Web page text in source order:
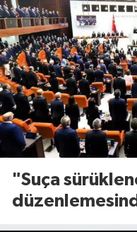
"Suça